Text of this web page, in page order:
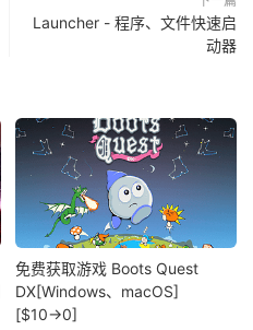
Launcher - 程序、文件快速启
动器
免费获取游戏 Boots Quest
DX[Windows、macOS]
[$10→0]